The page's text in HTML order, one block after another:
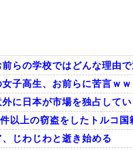
らの学校ではどんな理由で
女子高生、お前らに苦言ｗ
に日本が市場を独占してい
件以上の窃盗をしたトルコ
、じわじわと逝き始める